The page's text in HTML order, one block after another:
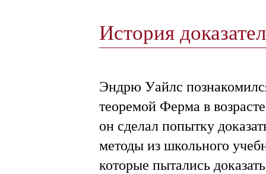
История
Эндрю Уайлс
теоремой Ферма в
он сделал попытку
методы из школьного
которые пытались